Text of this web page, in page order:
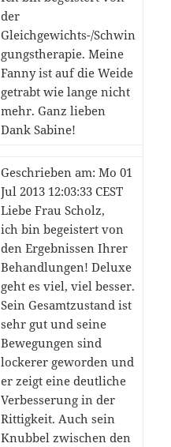
der
Gleichgewichts-/Schwin
gungstherapie. Meine
Fanny ist auf die Weide
getrabt wie lange nicht
mehr. Ganz lieben
Dank Sabine!
Geschrieben am: Mo 01
Jul 2013 12:03:33 CEST
Liebe Frau Scholz,
ich bin begeistert von
den Ergebnissen Ihrer
Behandlungen! Deluxe
geht es viel, viel besser.
Sein Gesamtzustand ist
sehr gut und seine
Bewegungen sind
lockerer geworden und
er zeigt eine deutliche
Verbesserung in der
Rittigkeit. Auch sein
Knubbel zwischen den